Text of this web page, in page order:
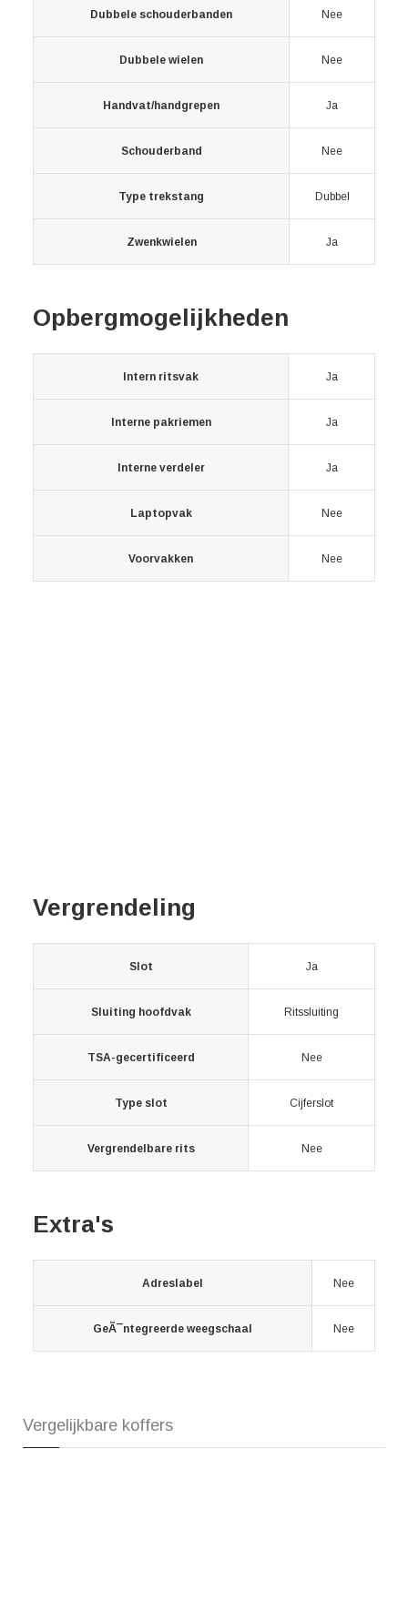
Dubbele schouderbanden Nee
Dubbele wielen Nee
Handvat/handgrepen Ja
Schouderband Nee
Type trekstang Dubbel
Zwenkwielen Ja
Opbergmogelijkheden
Intern ritsvak Ja
Interne pakriemen Ja
Interne verdeler Ja
Laptopvak Nee
Voorvakken Nee
Vergrendeling
Slot Ja
Sluiting hoofdvak Ritssluiting
TSA-gecertificeerd Nee
Type slot Cijferslot
Vergrendelbare rits Nee
Extra's
Adreslabel Nee
GeÃ¯ntegreerde weegschaal Nee
Vergelijkbare koffers